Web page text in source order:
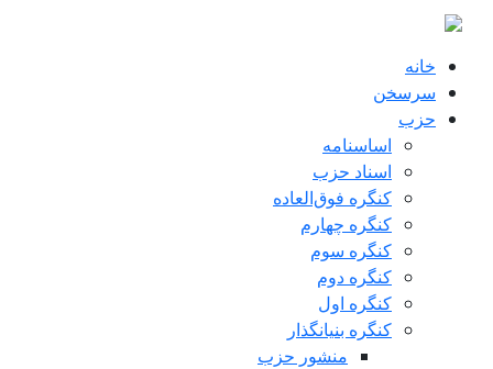
به محتوای اصلی
خانه
سرسخن
حزب
اساسنامه
اسناد حزب
کنگره فوق‌العاده
کنگره چهارم
کنگره سوم
کنگره دوم
کنگره اول
کنگره بنیانگذار
منشور حزب